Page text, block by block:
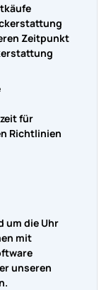
Zeitpunkt
für
Richtlinien
um die Uhr
mit
unseren